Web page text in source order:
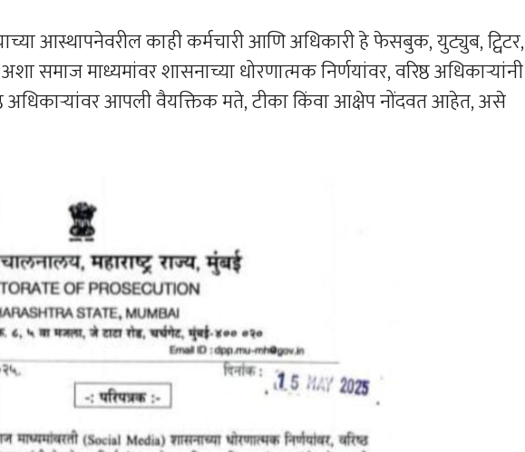
आस्थापनेवरील काही कर्मचारी आणि अधिकारी हे फेसबुक, युट्युब, ट्विटर,
समाज माध्यमांवर शासनाच्या धोरणात्मक निर्णयांवर, वरिष्ठ अधिकाऱ्यांनी
अधिकाऱ्यांवर आपली वैयक्तिक मते, टीका किंवा आक्षेप नोंदवत आहेत, असे